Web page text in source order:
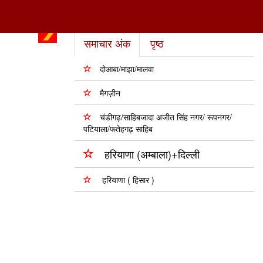
समाचार अंक पृष्ठ
दोआबा/माझा/मालवा
मैगज़ीन
चंडीगढ़/साहिबजादा अजीत सिंह नगर/ रूपनगर/
पटियाला/फतेहगढ़ साहिब
हरियाणा (अम्बाला)+दिल्ली
हरियाणा ( हिसार )